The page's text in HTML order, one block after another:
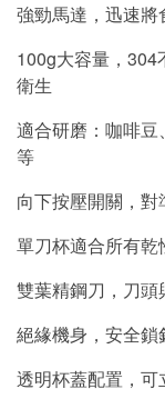
強勁馬達，迅速將
100g大容量，304
衛生
適合研磨：咖啡
等
向下按壓開關，
單刀杯適合所有
雙葉精鋼刀，刀
絕緣機身，安全
透明杯蓋配置，